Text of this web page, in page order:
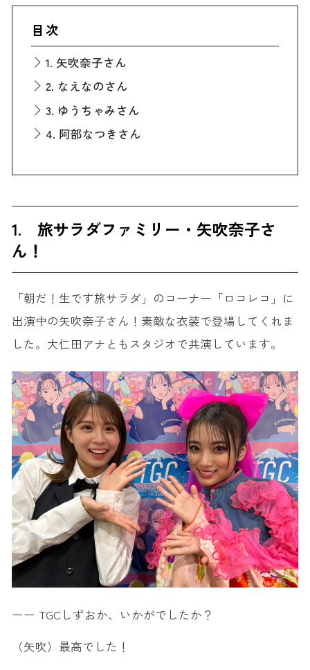
目次
1. 矢吹奈子さん
2. なえなのさん
3. ゆうちゃみさん
4. 阿部なつきさん
1. 旅サラダファミリー・矢吹奈子さ
ん！
「朝だ！生です旅サラダ」のコーナー「ロコレコ」に
出演中の矢吹奈子さん！素敵な衣装で登場してくれま
した。大仁田アナともスタジオで共演しています。
ーー TGCしずおか、いかがでしたか？
（矢吹）最高でした！